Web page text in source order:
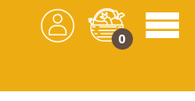
0
Épices/ Bruschetta –